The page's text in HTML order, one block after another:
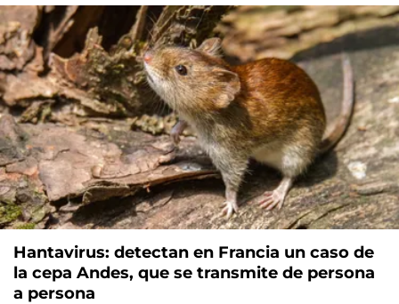
Hantavirus: detectan en Francia un caso de
la cepa Andes, que se transmite de persona
a persona